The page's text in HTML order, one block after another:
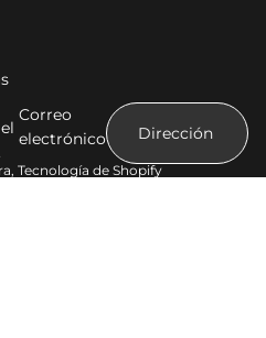
Correo
electrónico
, Tecnología de Shopify